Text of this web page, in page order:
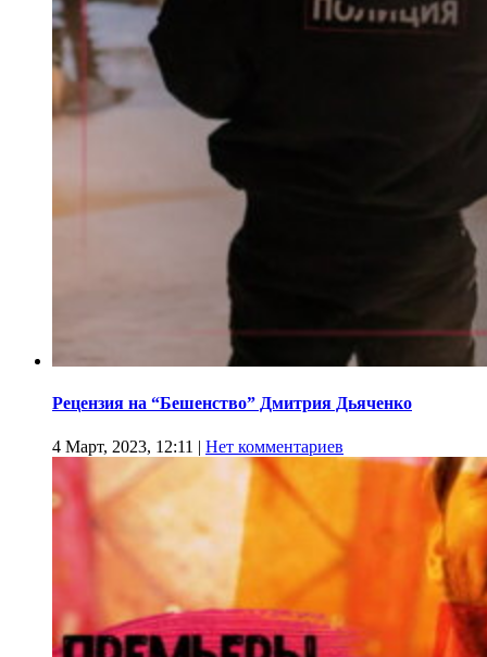
Рецензия на “Бешенство” Дмитрия Дьяченко
4 Март, 2023, 12:11 | Нет комментариев